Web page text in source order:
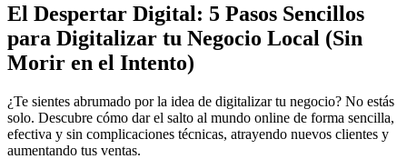
El Despertar Digital: 5 Pasos Sencillos
para Digitalizar tu Negocio Local (Sin
Morir en el Intento)
¿Te sientes abrumado por la idea de digitalizar tu negocio? No estás
solo. Descubre cómo dar el salto al mundo online de forma sencilla,
efectiva y sin complicaciones técnicas, atrayendo nuevos clientes y
aumentando tus ventas.